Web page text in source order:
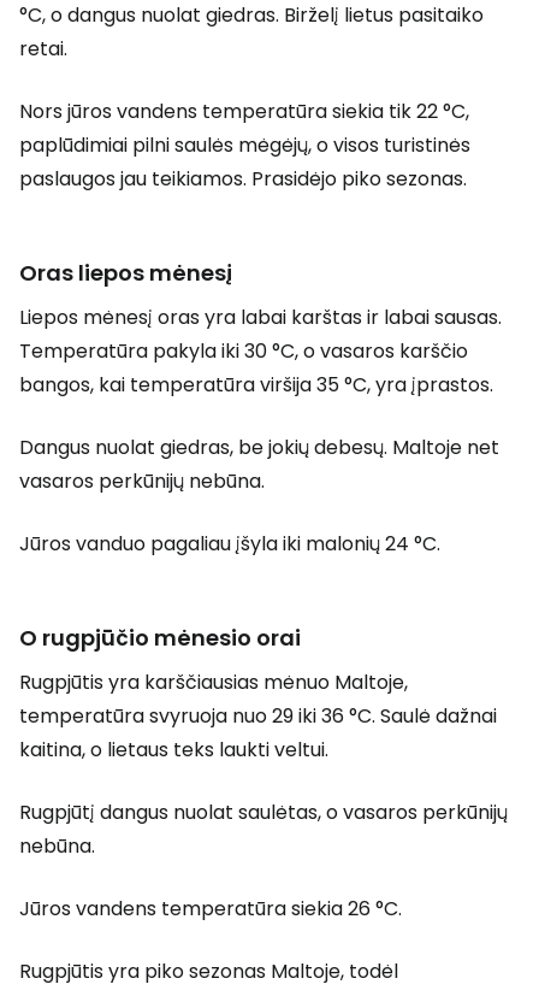
°C, o dangus nuolat giedras. Birželį lietus pasitaiko
retai.
Nors jūros vandens temperatūra siekia tik 22 °C,
paplūdimiai pilni saulės mėgėjų, o visos turistinės
paslaugos jau teikiamos. Prasidėjo piko sezonas.
Oras liepos mėnesį
Liepos mėnesį oras yra labai karštas ir labai sausas.
Temperatūra pakyla iki 30 °C, o vasaros karščio
bangos, kai temperatūra viršija 35 °C, yra įprastos.
Dangus nuolat giedras, be jokių debesų. Maltoje net
vasaros perkūnijų nebūna.
Jūros vanduo pagaliau įšyla iki malonių 24 °C.
O rugpjūčio mėnesio orai
Rugpjūtis yra karščiausias mėnuo Maltoje,
temperatūra svyruoja nuo 29 iki 36 °C. Saulė dažnai
kaitina, o lietaus teks laukti veltui.
Rugpjūtį dangus nuolat saulėtas, o vasaros perkūnijų
nebūna.
Jūros vandens temperatūra siekia 26 °C.
Rugpjūtis yra piko sezonas Maltoje, todėl